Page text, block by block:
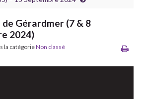
Gérardmer (7 & 8
2024)
la catégorieNon classé